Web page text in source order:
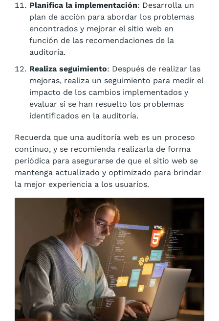
Planifica la implementación: Desarrolla un
plan de acción para abordar los problemas
encontrados y mejorar el sitio web en
función de las recomendaciones de la
auditoría.
Realiza seguimiento: Después de realizar las
mejoras, realiza un seguimiento para medir el
impacto de los cambios implementados y
evaluar si se han resuelto los problemas
identificados en la auditoría.
Recuerda que una auditoría web es un proceso
continuo, y se recomienda realizarla de forma
periódica para asegurarse de que el sitio web se
mantenga actualizado y optimizado para brindar
la mejor experiencia a los usuarios.